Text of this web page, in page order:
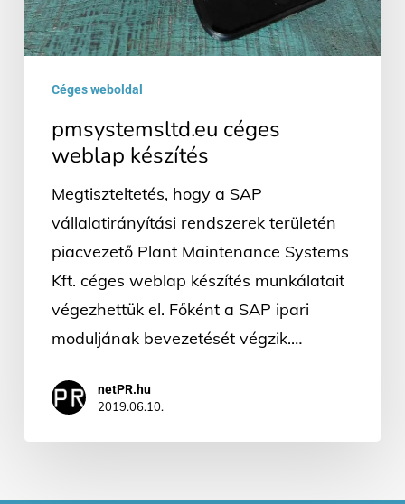
Céges weboldal
pmsystemsltd.eu céges
weblap készítés
Megtiszteltetés, hogy a SAP
vállalatirányítási rendszerek területén
piacvezető Plant Maintenance Systems
Kft. céges weblap készítés munkálatait
végezhettük el. Főként a SAP ipari
moduljának bevezetését végzik.…
netPR.hu
2019.06.10.